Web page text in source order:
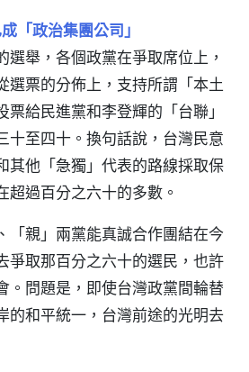
「政治集團公司」
選舉，各個政黨在爭取席位上，
選票的分佈上，支持所謂「本土
給民進黨和李登輝的「台聯」
十至四十。換句話說，台灣民意
其他「急獨」代表的路線採取保
超過百分之六十的多數。
「親」兩黨能真誠合作團結在今
爭取那百分之六十的選民，也許
。問題是，即使台灣政黨間輪替
的和平統一，台灣前途的光明去